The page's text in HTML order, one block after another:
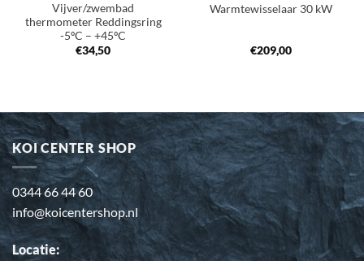
Vijver/zwembad
thermometer Reddingsring
-5ºC – +45ºC
€34,50
Warmtewisselaar 30 kW
€209,00
KOI CENTER SHOP
0344 66 44 60
info@koicentershop.nl
Locatie: